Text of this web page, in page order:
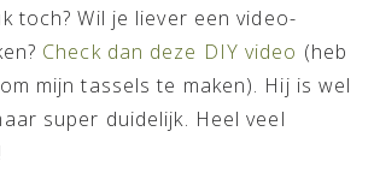
toch? Wil je liever een video-
Check dan deze DIY video (heb
mijn tassels te maken). Hij is wel
super duidelijk. Heel veel